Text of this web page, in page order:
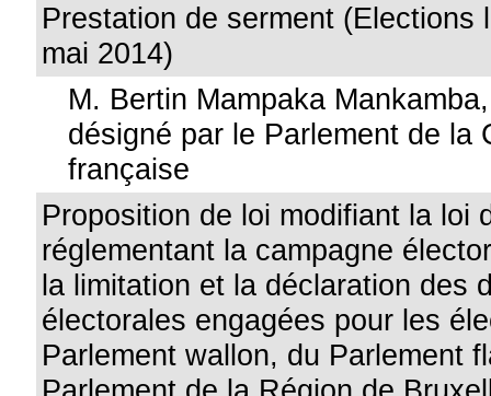
Prestation de serment (Elections
mai 2014)
M. Bertin Mampaka
désigné par le Parlement de la
française
Proposition de loi modifiant la loi
réglementant la campagne
la limitation et la déclaration des
électorales engagées pour les
Parlement wallon, du Parlement